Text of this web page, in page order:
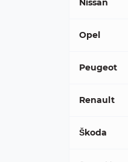
Nissan
Opel
Peugeot
Renault
Škoda